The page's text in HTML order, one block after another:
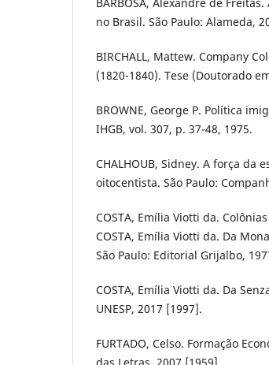
no Brasil. São Paulo: Alameda,
BIRCHALL, Mattew. Company
(1820-1840). Tese (Doutorado
BROWNE, George P. Política
IHGB, vol. 307, p. 37-48, 1975.
CHALHOUB, Sidney. A força da
oitocentista. São Paulo:
COSTA, Emília Viotti da.
COSTA, Emília Viotti da. Da
São Paulo: Editorial Grijalbo,
COSTA, Emília Viotti da. Da
UNESP, 2017 [1997].
FURTADO, Celso. Formação